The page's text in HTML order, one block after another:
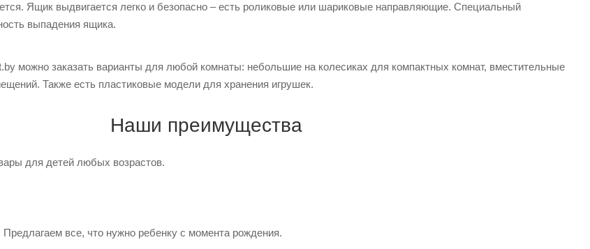
Ящик выдвигается легко и безопасно – есть роликовые или шариковые направляющие. Специальный
выпадения ящика.
можно заказать варианты для любой комнаты: небольшие на колесиках для компактных комнат, вместительные
Также есть пластиковые модели для хранения игрушек.
Наши преимущества
для детей любых возрастов.
Предлагаем все, что нужно ребенку с момента рождения.